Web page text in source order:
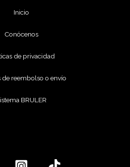
Inicio
Conócenos
de privacidad
de reembolso o envío
BRULER